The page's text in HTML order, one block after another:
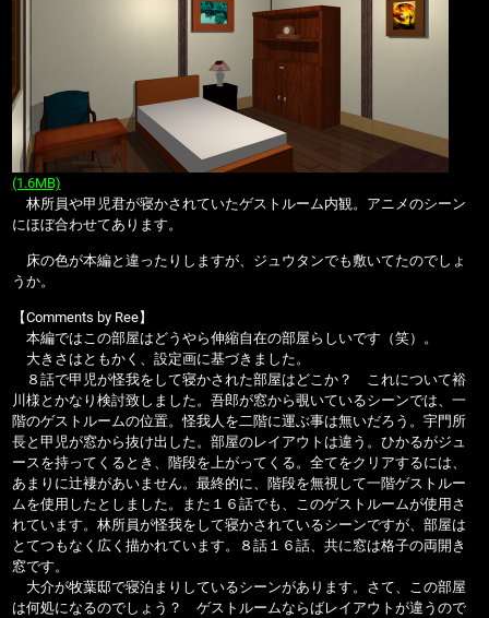
(1.6MB)
林所員や甲児君が寝かされていたゲストルーム内観。アニメのシーン
にほぼ合わせてあります。
床の色が本編と違ったりしますが、ジュウタンでも敷いてたのでしょ
うか。
【Comments by Ree】
本編ではこの部屋はどうやら伸縮自在の部屋らしいです（笑）。
大きさはともかく、設定画に基づきました。
８話で甲児が怪我をして寝かされた部屋はどこか？ これについて裕
川様とかなり検討致しました。吾郎が窓から覗いているシーンでは、一
階のゲストルームの位置。怪我人を二階に運ぶ事は無いだろう。宇門所
長と甲児が窓から抜け出した。部屋のレイアウトは違う。ひかるがジュ
ースを持ってくるとき、階段を上がってくる。全てをクリアするには、
あまりに辻褄があいません。最終的に、階段を無視して一階ゲストルー
ムを使用したとしました。また１６話でも、このゲストルームが使用さ
れています。林所員が怪我をして寝かされているシーンですが、部屋は
とてつもなく広く描かれています。８話１６話、共に窓は格子の両開き
窓です。
大介が牧葉邸で寝泊まりしているシーンがあります。さて、この部屋
は何処になるのでしょう？ ゲストルームならばレイアウトが違うので